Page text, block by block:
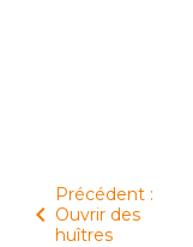
Précédent :
Ouvrir des
huîtres